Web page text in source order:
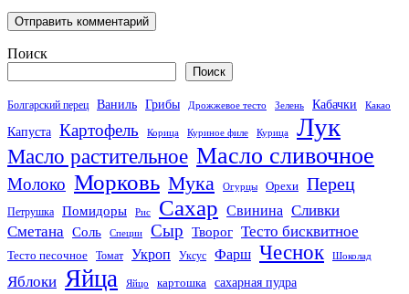
Поиск
Поиск
Болгарский перец Ваниль Грибы Дрожжевое тесто Зелень Кабачки Какао
Капуста Картофель Корица Куриное филе Курица Лук
Масло растительное Масло сливочное
Молоко Морковь Мука Огурцы Орехи Перец
Петрушка Помидоры Рис Сахар Свинина Сливки
Сметана Соль Специи Сыр Творог Тесто бисквитное
Тесто песочное Томат Укроп Уксус Фарш Чеснок Шоколад
Яблоки Яйца Яйцо картошка сахарная пудра